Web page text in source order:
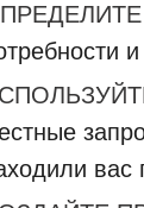
вас